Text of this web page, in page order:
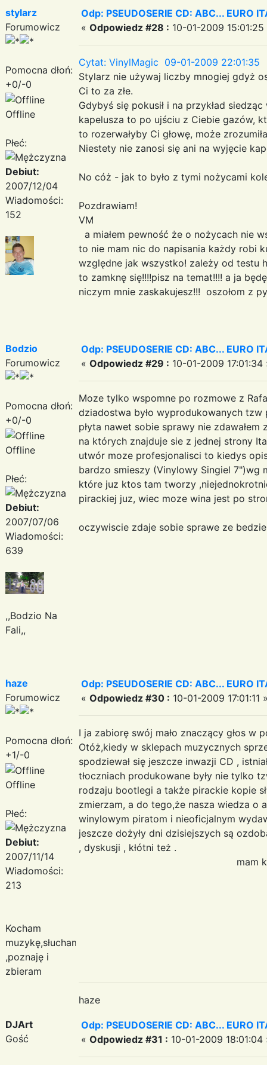
stylarz
Forumowicz
Pomocna dłoń:
+0/-0
Offline
Płeć:
Debiut:
2007/12/04
Wiadomości:
152
Odp: PSEUDOSERIE CD: ABC... EURO
« Odpowiedz #28 : 10-01-2009 15:01:25
Cytat: VinylMagic 09-01-2009 22:01:35
Stylarz nie używaj liczby mnogiej gdyż
Ci to za złe.
Gdybyś się pokusił i na przykład
kapelusza to po ujściu z Ciebie gazów,
to rozerwałyby Ci głowę, może
Niestety nie zanosi się ani na wyjęcie
No cóż - jak to było z tymi nożycami
Pozdrawiam!
VM
a miałem pewność że o nożycach nie
to nie mam nic do napisania każdy robi
względne jak wszystko! zależy od testu
to zamknę się!!!!pisz na temat!!!! a ja
niczym mnie zaskakujesz!!! oszołom z
Bodzio
Forumowicz
Pomocna dłoń:
+0/-0
Offline
Płeć:
Debiut:
2007/07/06
Wiadomości:
639
,,Bodzio Na
Fali,,
Odp: PSEUDOSERIE CD: ABC... EURO
« Odpowiedz #29 : 10-01-2009 17:01:34
Moze tylko wspomne po rozmowe z
dziadostwa było wyprodukowanych
płyta nawet sobie sprawy nie
na których znajduje sie z jednej strony
utwór moze profesjonalisci to kiedys
bardzo smieszy (Vinylowy Singiel 7")wg
które juz ktos tam tworzy
pirackiej juz, wiec moze wina jest po
oczywiscie zdaje sobie sprawe ze
haze
Forumowicz
Pomocna dłoń:
+1/-0
Offline
Płeć:
Debiut:
2007/11/14
Wiadomości:
213
Kocham
muzykę,słucham
,poznaję i
zbieram
Odp: PSEUDOSERIE CD: ABC... EURO
« Odpowiedz #30 : 10-01-2009 17:01:11
I ja zabiorę swój mało znaczący głos w
Otóż,kiedy w sklepach muzycznych
spodziewał się jeszcze inwazji CD ,
tłoczniach produkowane były nie tylko
rodzaju bootlegi a także pirackie kopie
zmierzam, a do tego,że nasza wiedza o
winylowym piratom i nieoficjalnym
jeszcze dożyły dni dzisiejszych są
, dyskusji , kłótni też .
mam kilka
haze
DJArt
Gość
Odp: PSEUDOSERIE CD: ABC... EURO
« Odpowiedz #31 : 10-01-2009 18:01:04